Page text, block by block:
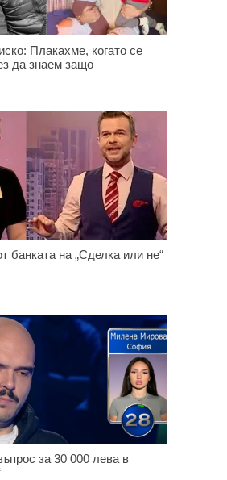
Плакахме, когато се
да знаем защо
банката на „Сделка или не“
за 30 000 лева в